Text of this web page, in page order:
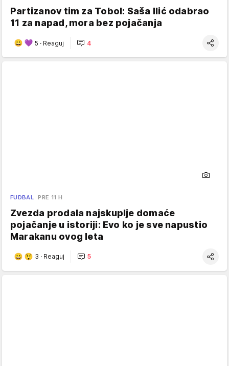
Partizanov tim za Tobol: Saša Ilić odabrao
11 za napad, mora bez pojačanja
5 · Reaguj 4
FUDBAL PRE 11 H
Zvezda prodala najskuplje domaće
pojačanje u istoriji: Evo ko je sve napustio
Marakanu ovog leta
3 · Reaguj 5